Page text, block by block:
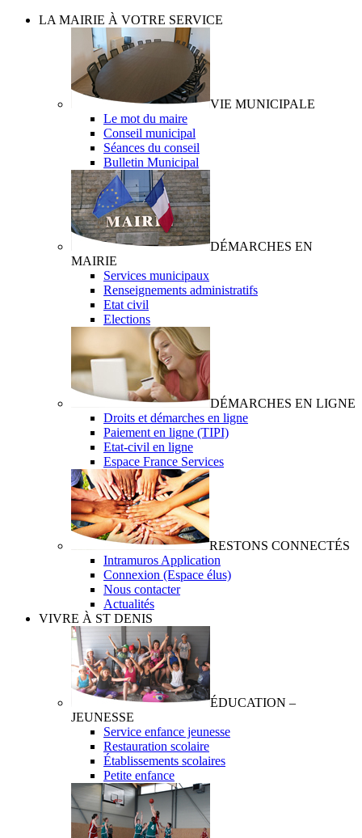
LA MAIRIE À VOTRE SERVICE
VIE MUNICIPALE
Le mot du maire
Conseil municipal
Séances du conseil
Bulletin Municipal
DÉMARCHES EN
MAIRIE
Services municipaux
Renseignements administratifs
Etat civil
Elections
DÉMARCHES EN LIGNE
Droits et démarches en ligne
Paiement en ligne (TIPI)
Etat-civil en ligne
Espace France Services
RESTONS CONNECTÉS
Intramuros Application
Connexion (Espace élus)
Nous contacter
Actualités
VIVRE À ST DENIS
ÉDUCATION –
JEUNESSE
Service enfance jeunesse
Restauration scolaire
Établissements scolaires
Petite enfance